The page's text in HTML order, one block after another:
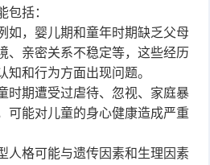
包括：
如，婴儿期和童年时期缺乏父母
、亲密关系不稳定等，这些经历
知和行为方面出现问题。
时期遭受过虐待、忽视、家庭暴
可能对儿童的身心健康造成严重
人格可能与遗传因素和生理因素